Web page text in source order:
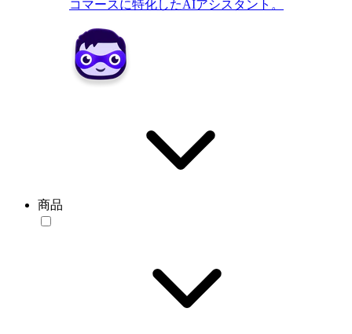
コマースに特化したAIアシスタント。
商品